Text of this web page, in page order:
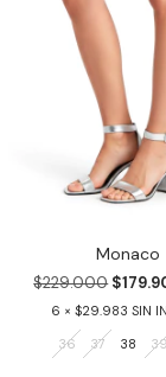
Monaco
$229.000
6
$29.983
36
37 38 39